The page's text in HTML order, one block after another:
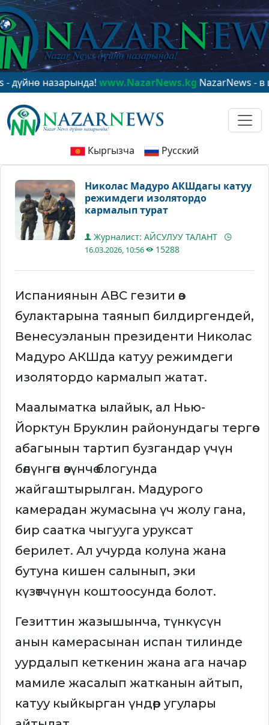
назарында!www.NazarNews.kgNazarNews - в
Кыргызча Русский
Николас Мадуро АКШдагы катуу
режимдеги изолятордо
кармалып турат
Журналист: АЙСУЛУУ ТАЛАНТ
16.03.2026, 10:56 15288
Испаниянын ABC гезити өз
булактарына таянып билдиргендей,
Венесуэланын президенти Николас
Мадуро АКШда катуу режимдеги
изолятордо кармалып жатат.
Маалыматка ылайык, ал Нью-
Йорктун Бруклин районундагы тергөө
абагынын тартип бузгандар үчүн
бөлүнгөн өзүнчө блогунда
жайгаштырылган. Мадурого
камерадан жумасына үч жолу гана,
бир саатка чыгууга уруксат
берилет. Ал учурда колуна жана
бутуна кишен салынып, эки
күзөтчүнүн коштоосунда болот.
Гезиттин жазышынча, түнкүсүн
анын камерасынан испан тилинде
уурдалып кеткенин жана ага начар
мамиле жасалып жатканын айтып,
катуу кыйкырган үндөр угулары